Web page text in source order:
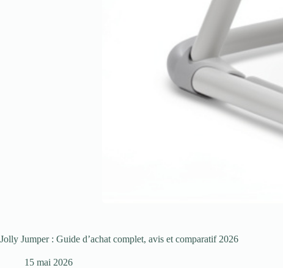
Jolly Jumper : Guide d’achat complet, avis et comparatif 2026
15 mai 2026